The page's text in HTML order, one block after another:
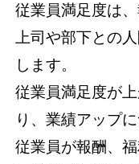
従業員満足度は
上司や部下との
します。
従業員満足度が
り、業績アップ
従業員が報酬、